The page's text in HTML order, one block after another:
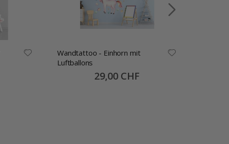
Wandtattoo - Einhorn mit
Luftballons
Special
Price
29,00 CHF